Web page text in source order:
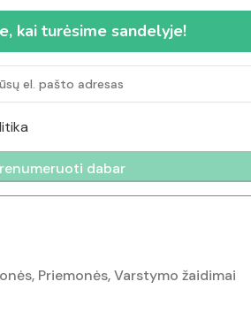
kai turėsime sandelyje!
, Priemonės,Varstymo žaidimai